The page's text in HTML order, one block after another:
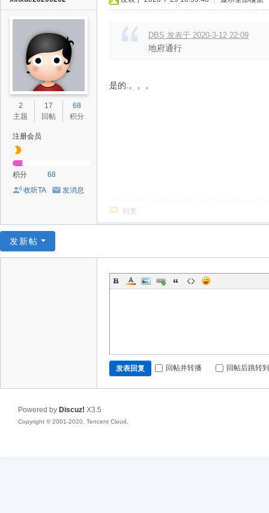
2
主题
17
回帖
68
积分
注册会员
积分
68
收听TA
发消息
DBS 发表于 2020-3-12 22:09
地府通行
是的.。。。
回复
发新帖
发表回复 回帖并转播 回帖后跳转
Powered by Discuz! X3.5
Copyright © 2001-2020, Tencent Cloud.